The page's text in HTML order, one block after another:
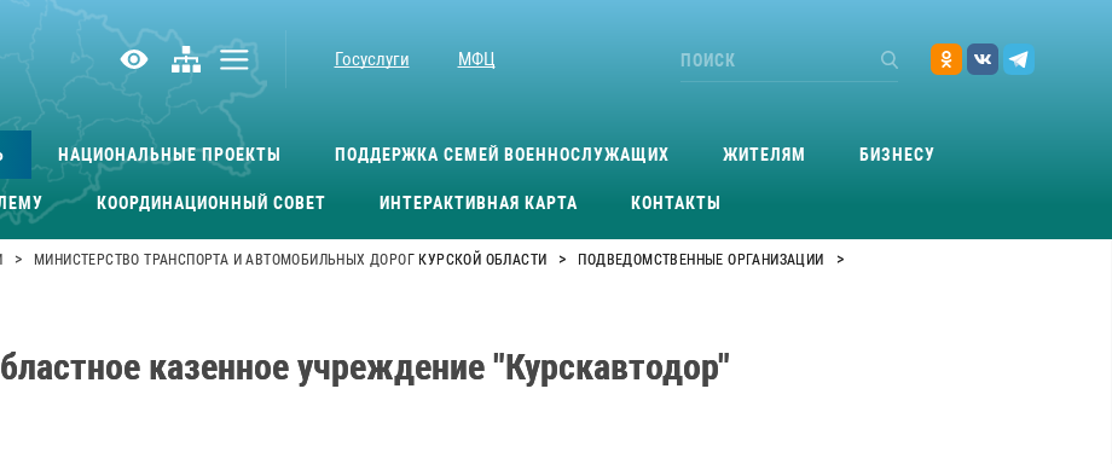
Госуслуги МФЦ
НАЦИОНАЛЬНЫЕ ПРОЕКТЫ ПОДДЕРЖКА СЕМЕЙ ВОЕННОСЛУЖАЩИХ ЖИТЕЛЯМ БИЗНЕСУ
КООРДИНАЦИОННЫЙ СОВЕТ ИНТЕРАКТИВНАЯ КАРТА КОНТАКТЫ
> МИНИСТЕРСТВО ТРАНСПОРТА И АВТОМОБИЛЬНЫХ ДОРОГ КУРСКОЙ ОБЛАСТИ > ПОДВЕДОМСТВЕННЫЕ ОРГАНИЗАЦИИ >
казенное учреждение "Курскавтодор"